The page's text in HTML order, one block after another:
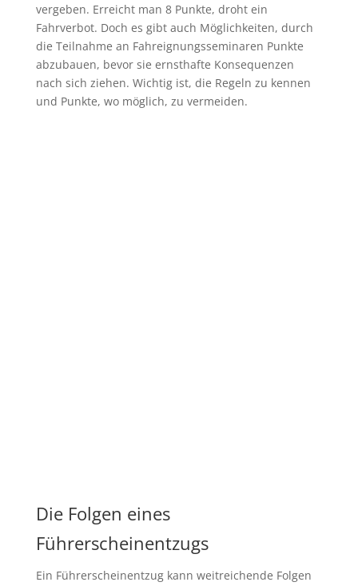
vergeben. Erreicht man 8 Punkte, droht ein
Fahrverbot. Doch es gibt auch Möglichkeiten, durch
die Teilnahme an Fahreignungsseminaren Punkte
abzubauen, bevor sie ernsthafte Konsequenzen
nach sich ziehen. Wichtig ist, die Regeln zu kennen
und Punkte, wo möglich, zu vermeiden.
Die Folgen eines
Führerscheinentzugs
Ein Führerscheinentzug kann weitreichende Folgen